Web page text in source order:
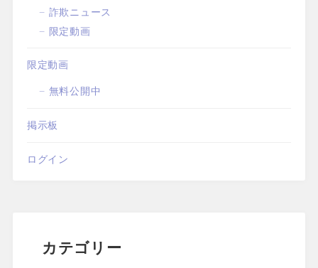
詐欺ニュース
限定動画
限定動画
無料公開中
掲示板
ログイン
カテゴリー